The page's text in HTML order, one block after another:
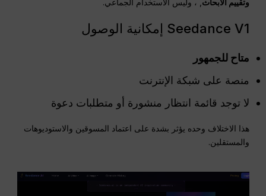
وتقييم الأبحاث, ، وليس الاستخدام الجماعي.
Seedance V1 إمكانية الوصول
متاح للجمهور
منصة على شبكة الإنترنت
لا توجد قائمة انتظار منشورة أو متطلبات دعوة
هذا الاختلاف وحده يؤثر بشدة على اعتماد المسوقين والاستوديوهات
والمستقلين.